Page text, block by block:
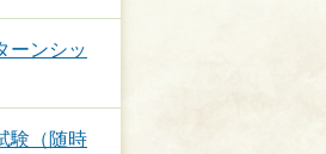
ーンシッ
験（随時